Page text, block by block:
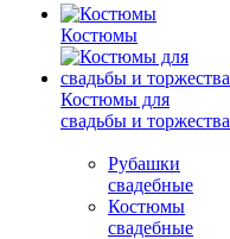
Костюмы
Костюмы для
свадьбы и торжества
Рубашки
свадебные
Костюмы
свадебные